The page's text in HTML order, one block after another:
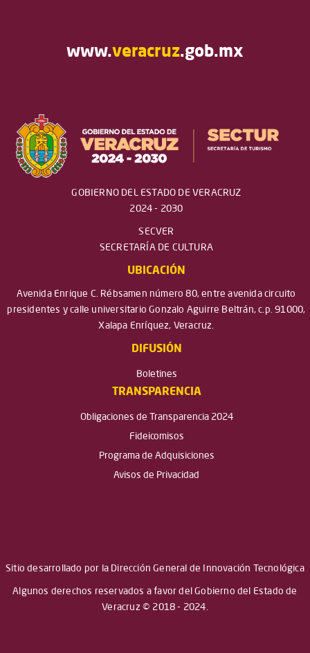
www.veracruz.gob.mx
GOBIERNO DEL ESTADO DE VERACRUZ
2024 - 2030
SECVER
SECRETARÍA DE CULTURA
UBICACIÓN
Avenida Enrique C. Rébsamen número 80, entre avenida circuito
presidentes y calle universitario Gonzalo Aguirre Beltrán, c.p. 91000,
Xalapa Enríquez, Veracruz.
DIFUSIÓN
Boletines
TRANSPARENCIA
Obligaciones de Transparencia 2024
Fideicomisos
Programa de Adquisiciones
Avisos de Privacidad
Sitio desarrollado por la Dirección General de Innovación Tecnológica
Algunos derechos reservados a favor del Gobierno del Estado de
Veracruz © 2018 - 2024.